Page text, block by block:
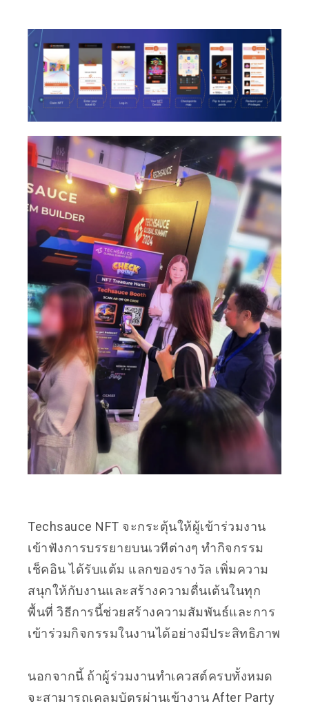
Techsauce NFT จะกระตุ้นให้ผู้เข้าร่วมงาน
เข้าฟังการบรรยายบนเวทีต่างๆ ทำกิจกรรม
เช็คอิน ได้รับแต้ม แลกของรางวัล เพิ่มความ
สนุกให้กับงานและสร้างความตื่นเต้นในทุก
พื้นที่ วิธีการนี้ช่วยสร้างความสัมพันธ์และการ
เข้าร่วมกิจกรรมในงานได้อย่างมีประสิทธิภาพ
นอกจากนี้ ถ้าผู้ร่วมงานทำเควสต์ครบทั้งหมด
จะสามารถเคลมบัตรผ่านเข้างาน After Party